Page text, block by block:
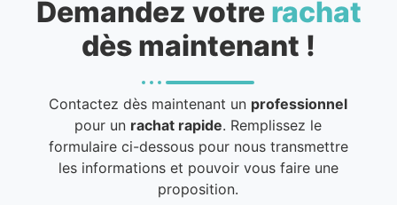
Demandez votre rachat
dès maintenant !
Contactez dès maintenant un professionnel
pour un rachat rapide. Remplissez le
formulaire ci-dessous pour nous transmettre
les informations et pouvoir vous faire une
proposition.